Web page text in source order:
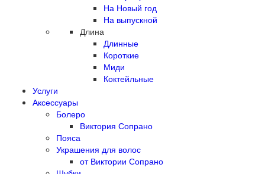
На Новый год
На выпускной
Длина
Длинные
Короткие
Миди
Коктейльные
Услуги
Аксессуары
Болеро
Виктория Сопрано
Пояса
Украшения для волос
от Виктории Сопрано